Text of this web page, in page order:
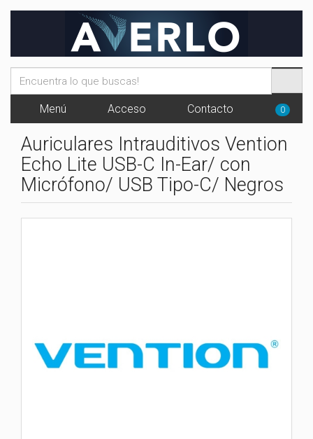
Menú Acceso Contacto 0
Auriculares Intrauditivos Vention
Echo Lite USB-C In-Ear/ con
Micrófono/ USB Tipo-C/ Negros